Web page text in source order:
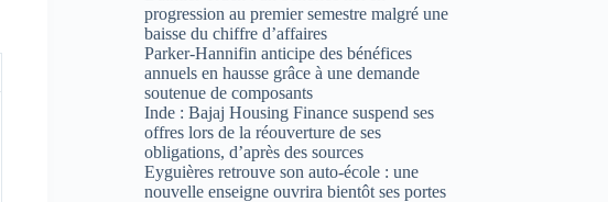
progression au premier semestre malgré une
baisse du chiffre d’affaires
Parker-Hannifin anticipe des bénéfices
annuels en hausse grâce à une demande
soutenue de composants
Inde : Bajaj Housing Finance suspend ses
offres lors de la réouverture de ses
obligations, d’après des sources
Eyguières retrouve son auto-école : une
nouvelle enseigne ouvrira bientôt ses portes